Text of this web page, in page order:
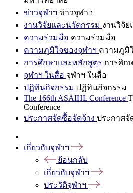
ข่าวจุฬาฯ ข่าวจุฬาฯ
งานวิจัยและนวัตกรรม งานวิจั
ความร่วมมือ ความร่วมมือ
ความภูมิใจของจุฬาฯ ความภูมิ
การศึกษาและหลักสูตร การศึก
จุฬาฯ ในสื่อ จุฬาฯ ในสื่อ
ปฏิทินกิจกรรม ปฏิทินกิจกรรม
The 166th ASAIHL Conference
Conference
ประกาศจัดซื้อจัดจ้าง ประกาศจั
เกี่ยวกับจุฬาฯ
ย้อนกลับ
เกี่ยวกับจุฬาฯ
ประวัติจุฬาฯ